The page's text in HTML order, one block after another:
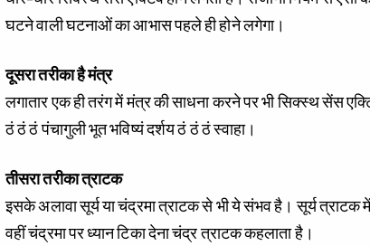
घटने वाली घटनाओं का आभास पहले ही होने लगेगा।
दूसरा तरीका है मंत्र
लगातार एक ही तरंग में मंत्र की साधना करने पर भी सिक्स्थ सेंस
ठं ठं ठं पंचागुली भूत भविष्यं दर्शय ठं ठं ठं स्वाहा।
तीसरा तरीका त्राटक
इसके अलावा सूर्य या चंद्रमा त्राटक से भी ये संभव है। सूर्य त्राटक
वहीं चंद्रमा पर ध्यान टिका देना चंद्र त्राटक कहलाता है।